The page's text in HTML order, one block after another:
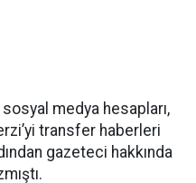
medya hesapları,
transfer haberleri
gazeteci hakkında